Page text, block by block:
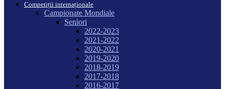
Competiții internaționale
Campionate Mondiale
Seniori
2022-2023
2021-2022
2020-2021
2019-2020
2018-2019
2017-2018
2016-2017